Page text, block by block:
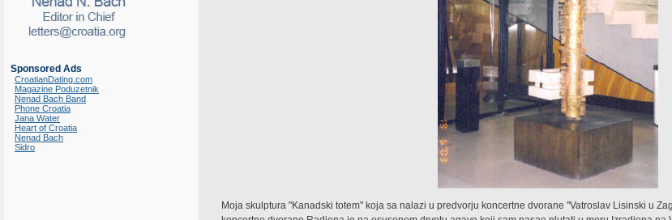
Sponsored Ads
CroatianDating.com
Magazine Poduzetnik
Nenad Bach Band
Phone Croatia
Jana Water
Heart of Croatia
Nenad Bach
Sidro
Moja skulptura "Kanadski totem" koja sa nalazi u predvorju koncertne dvorane "Vatroslav Lisinski u